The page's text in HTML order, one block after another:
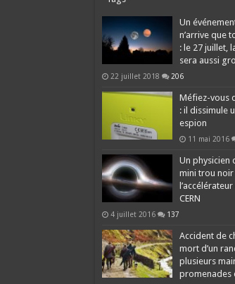
Un
n’arrive que
: le 27 juillet,
sera aussi
22 juillet 2018 206
Méfiez-vous
: il dissimule
espion
11 mai 2016
Un physicien
mini trou
CERN
4 juillet 2016 137
Accident de
mort d’un
plusieurs
promenades